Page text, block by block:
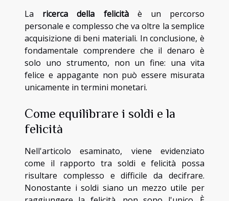
La ricerca della felicitàè un percorso
personale e complesso che va oltre la semplice
acquisizione di beni materiali. In conclusione, è
fondamentale comprendere che il denaro è
solo uno strumento, non un fine: una vita
felice e appagante non può essere misurata
unicamente in termini monetari.
Come equilibrare i soldi e la
felicità
Nell'articolo esaminato, viene evidenziato
come il rapporto tra soldi e felicità possa
risultare complesso e difficile da decifrare.
Nonostante i soldi siano un mezzo utile per